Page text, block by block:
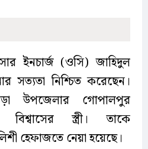
ইনচার্জ (ওসি) জাহিদুল
সত্যতা নিশ্চিত করেছেন।
উপজেলার গোপালপুর
বিশ্বাসের স্ত্রী। তাকে
হেফাজতে নেয়া হয়েছে।